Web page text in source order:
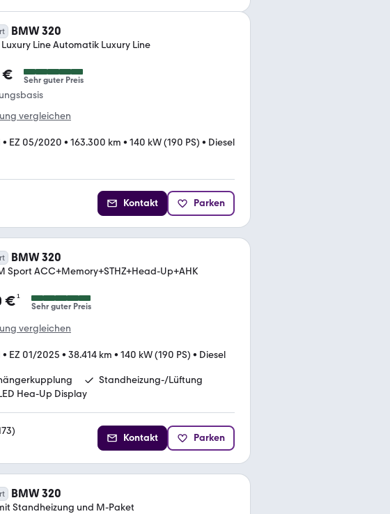
BMW 320
Line Automatik Luxury Line
€ Sehr guter Preis
vergleichen
• EZ 05/2020 • 163.300 km • 140 kW (190 PS) • Diesel
Kontakt Parken
BMW 320
Sport ACC+Memory+STHZ+Head-Up+AHK
€¹
Sehr guter Preis
vergleichen
• EZ 01/2025 • 38.414 km • 140 kW (190 PS) • Diesel
Standheizung-/Lüftung
Hea-Up Display
)
Kontakt Parken
BMW 320
Standheizung und M-Paket